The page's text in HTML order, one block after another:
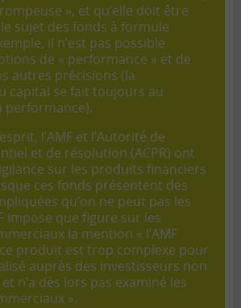
», et qu’elle doit être
sujet des fonds à formule
il n’est pas possible
de « performance » et de
autres précisions (la
capital se fait toujours au
performance).
l’AMF et l’Autorité de
et de résolution (ACPR) ont
sur les produits financiers
ces fonds présentent des
qu’on ne peut pas les
impose que figure sur les
la mention « l’AMF
produit est trop complexe pour
auprès des investisseurs non
n’a dès lors pas examiné les
».